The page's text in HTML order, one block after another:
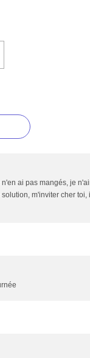
ai pas mangés, je
m'inviter cher